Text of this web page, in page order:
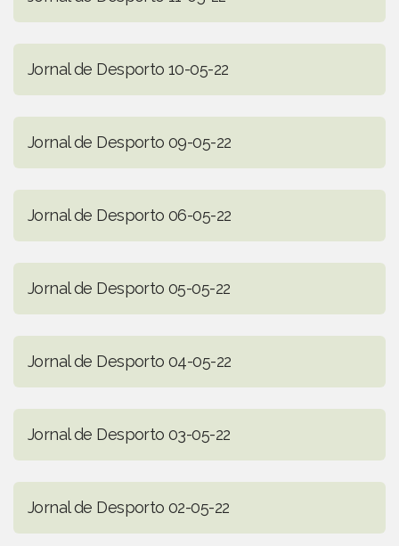
Jornal de Desporto 10-05-22
Jornal de Desporto 09-05-22
Jornal de Desporto 06-05-22
Jornal de Desporto 05-05-22
Jornal de Desporto 04-05-22
Jornal de Desporto 03-05-22
Jornal de Desporto 02-05-22